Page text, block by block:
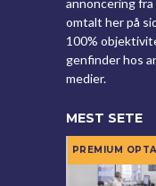
omtalt her på
100%
genfinder hos
medier.
MEST SETE